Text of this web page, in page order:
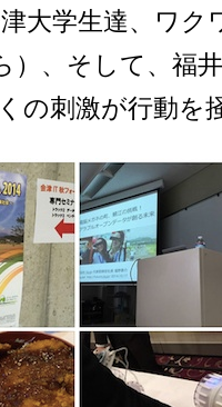
大学生達、ワク
）、そして、福
の刺激が行動を